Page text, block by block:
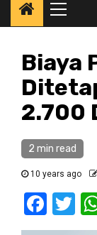
Menu
Biaya
2.700
2 min read
10 years ago